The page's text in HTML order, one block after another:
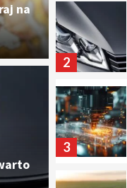
do
je
na
2
3